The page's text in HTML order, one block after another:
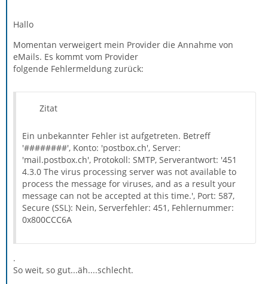
Hallo
Momentan verweigert mein Provider die Annahme von
eMails. Es kommt vom Provider
folgende Fehlermeldung zurück:
Zitat
Ein unbekannter Fehler ist aufgetreten. Betreff
'########', Konto: 'postbox.ch', Server:
'mail.postbox.ch', Protokoll: SMTP, Serverantwort: '451
4.3.0 The virus processing server was not available to
process the message for viruses, and as a result your
message can not be accepted at this time.', Port: 587,
Secure (SSL): Nein, Serverfehler: 451, Fehlernummer:
0x800CCC6A
.
So weit, so gut...äh....schlecht.